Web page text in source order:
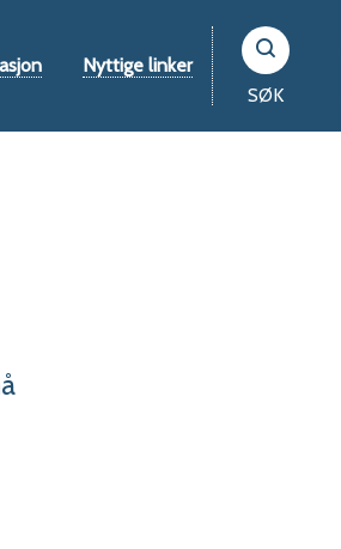
Nyttige linker
SØK